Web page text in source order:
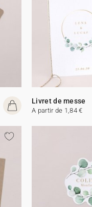
Livret de messe
A partir de 1,84 €